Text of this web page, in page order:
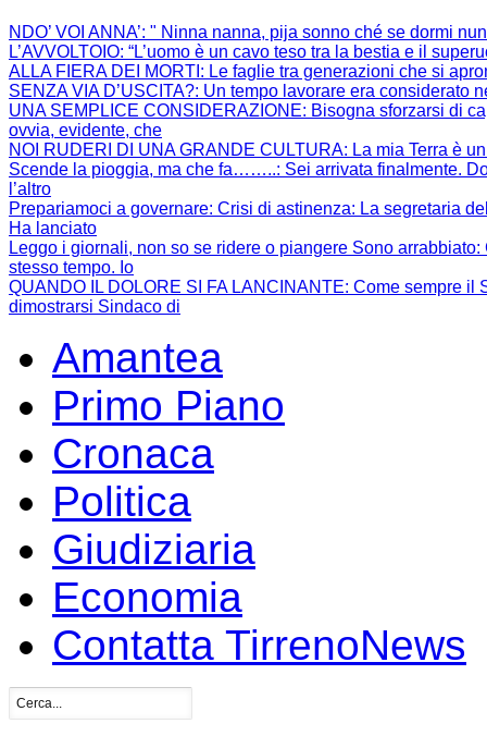
NDO’ VOI ANNA’: " Ninna nanna, pija sonno ché se dormi
L’AVVOLTOIO: “L’uomo è un cavo teso tra la bestia e il
ALLA FIERA DEI MORTI : Le faglie tra generazioni che si
SENZA VIA D’USCITA?: Un tempo lavorare era considerato
UNA SEMPLICE CONSIDERAZIONE: Bisogna sforzarsi di
ovvia, evidente, che
NOI RUDERI DI UNA GRANDE CULTURA: La mia Terra è
Scende la pioggia, ma che fa……..: Sei arrivata finalmente.
l’altro
Prepariamoci a governare: Crisi di astinenza: La segretaria
Ha lanciato
Leggo i giornali, non so se ridere o piangere Sono arrabbiato:
stesso tempo. Io
QUANDO IL DOLORE SI FA LANCINANTE: Come sempre il
dimostrarsi Sindaco di
Amantea
Primo Piano
Cronaca
Politica
Giudiziaria
Economia
Contatta TirrenoNews